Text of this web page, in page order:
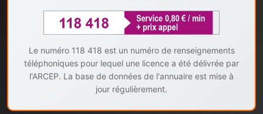
Le numéro 118 418 est un numéro de renseignements
téléphoniques pour lequel une licence a été délivrée par
l'ARCEP. La base de données de l'annuaire est mise à
jour régulièrement.